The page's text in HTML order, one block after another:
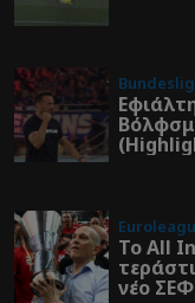
Το All
νέο ΣΕΦ